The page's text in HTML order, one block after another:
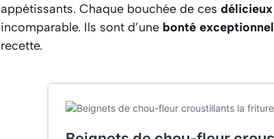
appétissants. Chaque bouchée de ces délicieux
incomparable. Ils sont d’une bonté
recette.